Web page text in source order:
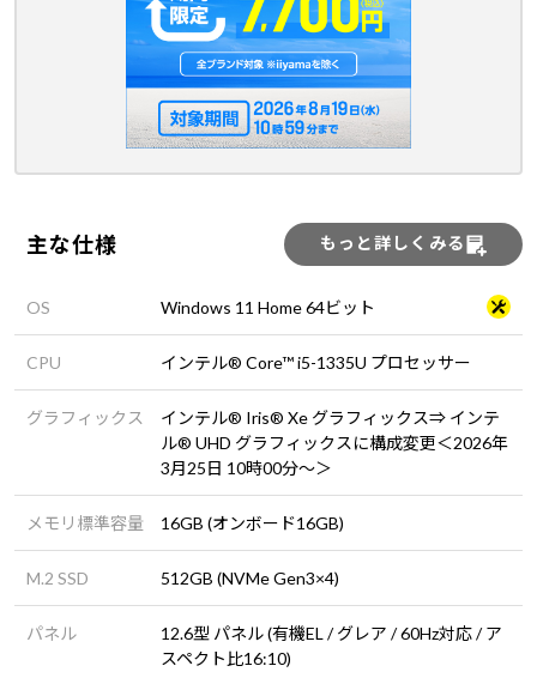
主な仕様 もっと詳しくみる
OS Windows 11 Home 64ビット
CPU インテル® Core™ i5-1335U プロセッサー
グラフィックス
インテル® Iris® Xe グラフィックス⇒ インテ
ル® UHD グラフィックスに構成変更＜2026年
3月25日 10時00分～＞
メモリ標準容量 16GB (オンボード16GB)
M.2 SSD 512GB (NVMe Gen3×4)
パネル
12.6型 パネル (有機EL / グレア / 60Hz対応 / ア
スペクト比16:10)